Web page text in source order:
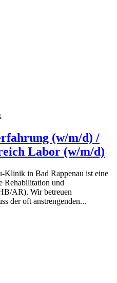
(w/m/d) /
Labor (w/m/d)
in Bad Rappenau ist eine
Rehabilitation und
AR). Wir betreuen
der oft anstrengenden...